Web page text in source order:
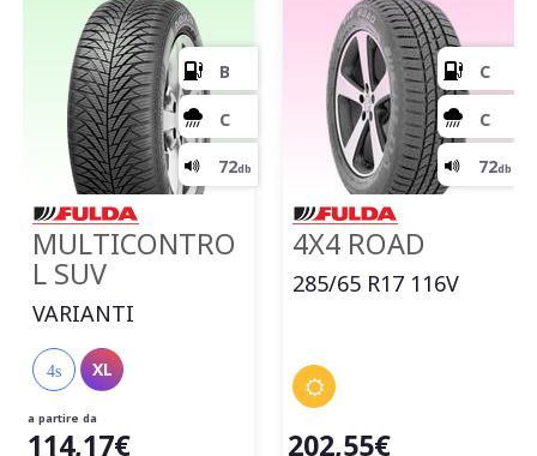
D
C
72db
MULTICONTRO
L SUV
VARIANTI
4s XL
a partire da
114,17€
4X4 ROAD
285/65 R17 116V
202,55€